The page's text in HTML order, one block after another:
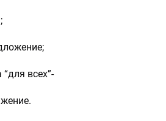
всех”-